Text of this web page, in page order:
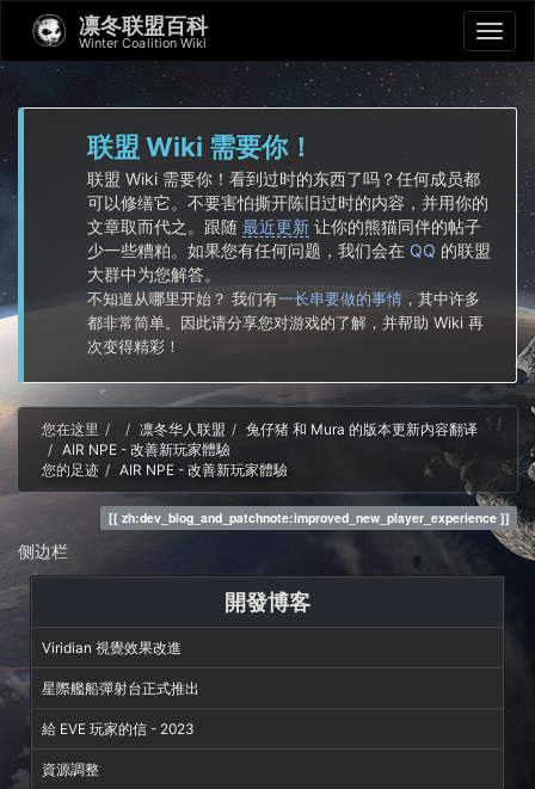
凛冬联盟百科
Winter Coalition Wiki
联盟 Wiki 需要你！
联盟 Wiki 需要你！看到过时的东西了吗？任何成员都
可以修缮它。不要害怕撕开陈旧过时的内容，并用你的
文章取而代之。跟随最近更新 让你的熊猫同伴的帖子
少一些糟粕。如果您有任何问题，我们会在 QQ 的联盟
大群中为您解答。
不知道从哪里开始？ 我们有一长串要做的事情 ，其中许多
都非常简单。因此请分享您对游戏的了解，并帮助 Wiki 再
次变得精彩！
您在这里 Home凛冬华人联盟
兔仔猪 和 Mura 的版本更新内容翻译
AIR NPE - 改善新玩家體驗
您的足迹
AIR NPE - 改善新玩家體驗
zh:dev_blog_and_patchnote:improved_new_player_experience
侧边栏
開發博客
Viridian 視覺效果改進
星際艦船彈射台正式推出
給 EVE 玩家的信 - 2023
資源調整